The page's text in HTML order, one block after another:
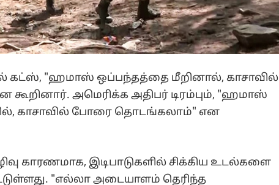
கட்ஸ், "ஹமாஸ் ஒப்பந்தத்தை மீறினால், காசாவில்
அமெரிக்க அதிபர் டிரம்பும், "ஹமாஸ்
காசாவில் போரை தொடங்கலாம்" என
காரணமாக, இடிபாடுகளில் சிக்கிய உடல்களை
"எல்லா அடையாளம் தெரிந்த